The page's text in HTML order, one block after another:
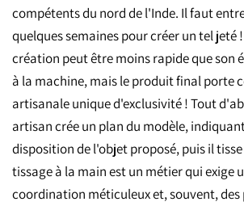
compétents du nord de l'Inde. Il faut
quelques semaines pour créer un tel jeté
création peut être moins rapide que son
à la machine, mais le produit final porte
artisanale unique d'exclusivité ! Tout
artisan crée un plan du modèle,
disposition de l'objet proposé, puis il
tissage à la main est un métier qui exige
coordination méticuleux et, souvent, des